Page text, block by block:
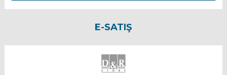
E-SATIŞ